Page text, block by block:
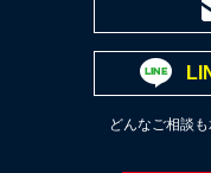
どんなご相談